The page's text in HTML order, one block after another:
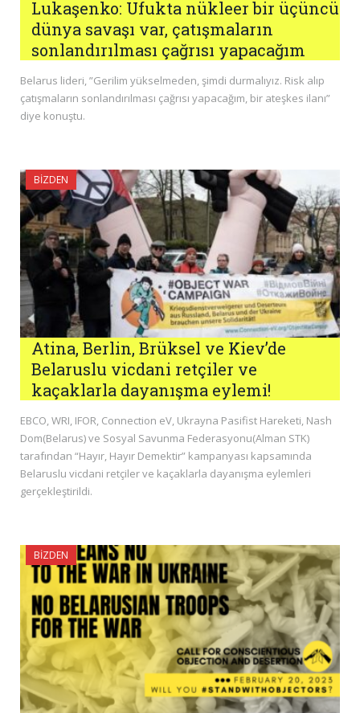
Lukaşenko: Ufukta nükleer bir üçüncü
dünya savaşı var, çatışmaların
sonlandırılması çağrısı yapacağım
Belarus lideri, ”Gerilim yükselmeden, şimdi durmalıyız. Risk alıp
çatışmaların sonlandırılması çağrısı yapacağım, bir ateşkes ilanı”
diye konuştu.
BIZDEN
Atina, Berlin, Brüksel ve Kiev’de
Belaruslu vicdani retçiler ve
kaçaklarla dayanışma eylemi!
EBCO, WRI, IFOR, Connection eV, Ukrayna Pasifist Hareketi, Nash
Dom(Belarus) ve Sosyal Savunma Federasyonu(Alman STK)
tarafından “Hayır, Hayır Demektir” kampanyası kapsamında
Belaruslu vicdani retçiler ve kaçaklarla dayanışma eylemleri
gerçekleştirildi.
BIZDEN